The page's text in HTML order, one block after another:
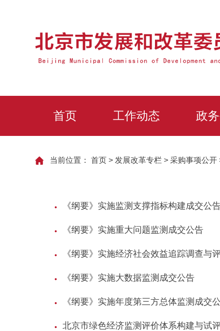
首页 工作动态 政
当前位置： 首页 > 发展改革专栏 > 采购事项公开
《纲要》实施监测支撑指标构建成交公
《纲要》实施重大问题监测成交公告
《纲要》实施经济社会效益追踪调查与
《纲要》实施大数据监测成交公告
《纲要》实施年度第三方总体监测成交
北京市绿色经济监测评价体系构建与试